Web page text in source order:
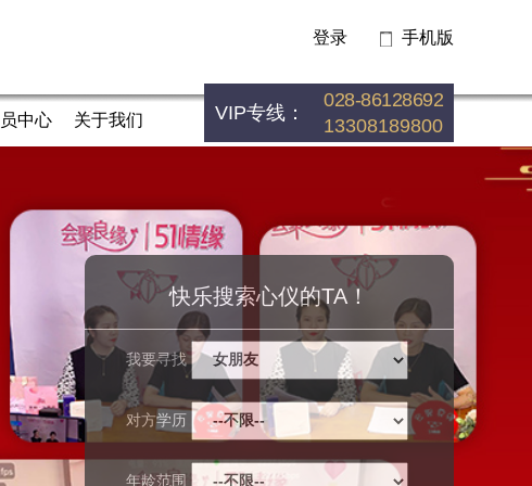
登录 手机版
中心 关于我们 VIP专线：
028-86128692
13308189800
快乐搜索心仪的TA！
我要寻找
对方学历
年龄范围